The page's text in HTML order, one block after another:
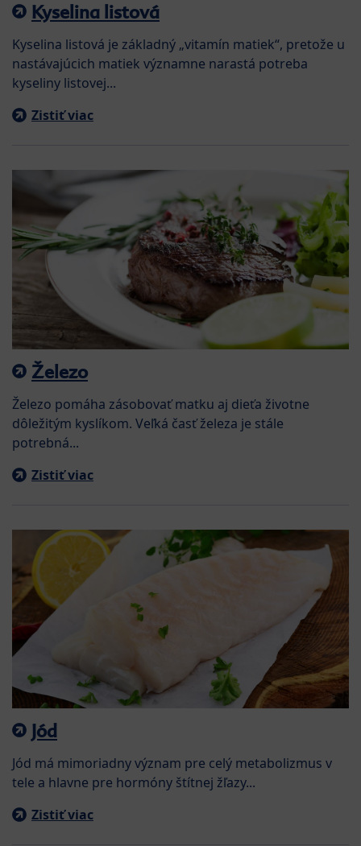
Kyselina listová
Kyselina listová je základný „vitamín matiek“, pretože u
nastávajúcich matiek významne narastá potreba
kyseliny listovej...
Zistiť viac
Železo
Železo pomáha zásobovať matku aj dieťa životne
dôležitým kyslíkom. Veľká časť železa je stále
potrebná...
Zistiť viac
Jód
Jód má mimoriadny význam pre celý metabolizmus v
tele a hlavne pre hormóny štítnej žľazy...
Zistiť viac